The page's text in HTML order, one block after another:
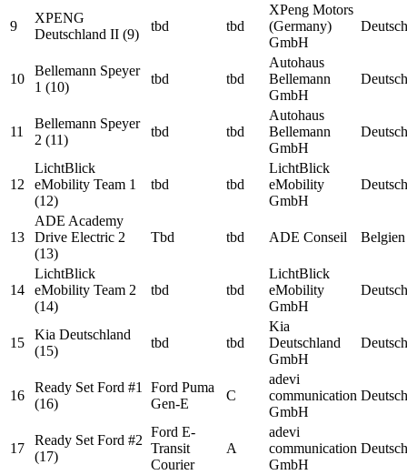
9
XPENG
Deutschland II (9)
tbd tbd
XPeng Motors
(Germany)
GmbH
10
Bellemann Speyer
1 (10)
tbd tbd
Autohaus
Bellemann
GmbH
11
Bellemann Speyer
2 (11)
tbd tbd
Autohaus
Bellemann
GmbH
12
LichtBlick
eMobility Team 1
(12)
tbd tbd
LichtBlick
eMobility
GmbH
13
ADE Academy
Drive Electric 2
(13)
Tbd tbd ADE Conseil Belgien
14
LichtBlick
eMobility Team 2
(14)
tbd tbd
LichtBlick
eMobility
GmbH
15
Kia Deutschland
(15)
tbd tbd
Kia
Deutschland
GmbH
16
Ready Set Ford #1
(16)
Ford Puma
Gen-E
C
adevi
communication
GmbH
17
Ready Set Ford #2
(17)
Ford E-
Transit
Courier
A
adevi
communication
GmbH